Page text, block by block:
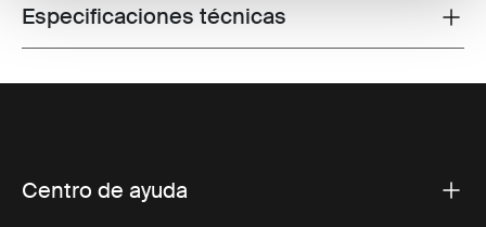
Toggle techspec
Especificaciones técnicas
Centro de ayuda